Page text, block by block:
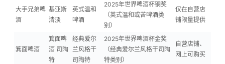
大手兄弟啤
酒
基亚斯
清淡
英式温和
啤酒
2025年世界啤酒杯铜奖
（英式温和或苦啤酒类
别）
仅在自营店
铺限量提供
箕面啤酒
箕面啤
酒 司陶
特
经典爱尔
兰风格干
司陶特
2025年世界啤酒杯金奖
（经典爱尔兰风格干司陶
特类别）
自营店铺、
网上可购买